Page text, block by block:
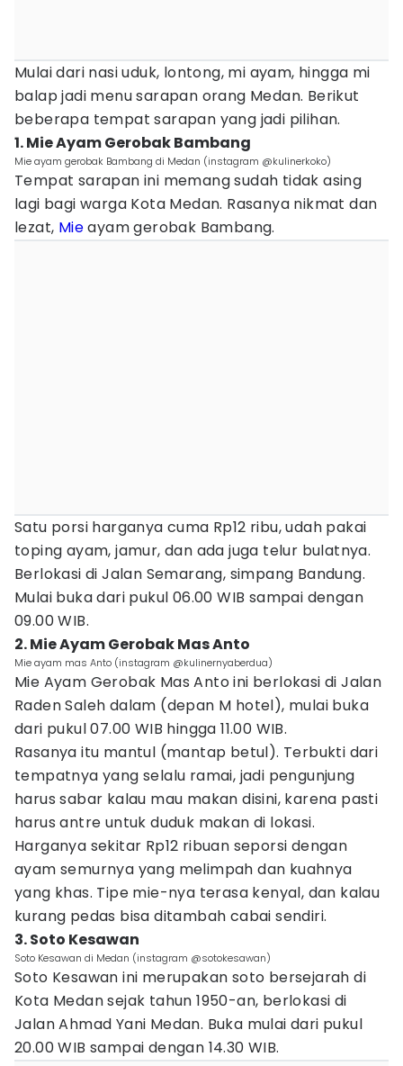
Mulai dari nasi uduk, lontong, mi ayam, hingga mi
balap jadi menu sarapan orang Medan. Berikut
beberapa tempat sarapan yang jadi pilihan.
1. Mie Ayam Gerobak Bambang
Mie ayam gerobak Bambang di Medan (instagram @kulinerkoko)
Tempat sarapan ini memang sudah tidak asing
lagi bagi warga Kota Medan. Rasanya nikmat dan
lezat, Mieayam gerobak Bambang.
Satu porsi harganya cuma Rp12 ribu, udah pakai
toping ayam, jamur, dan ada juga telur bulatnya.
Berlokasi di Jalan Semarang, simpang Bandung.
Mulai buka dari pukul 06.00 WIB sampai dengan
09.00 WIB.
2. Mie Ayam Gerobak Mas Anto
Mie ayam mas Anto (instagram @kulinernyaberdua)
Mie Ayam Gerobak Mas Anto ini berlokasi di Jalan
Raden Saleh dalam (depan M hotel), mulai buka
dari pukul 07.00 WIB hingga 11.00 WIB.
Rasanya itu mantul (mantap betul). Terbukti dari
tempatnya yang selalu ramai, jadi pengunjung
harus sabar kalau mau makan disini, karena pasti
harus antre untuk duduk makan di lokasi.
Harganya sekitar Rp12 ribuan seporsi dengan
ayam semurnya yang melimpah dan kuahnya
yang khas. Tipe mie-nya terasa kenyal, dan kalau
kurang pedas bisa ditambah cabai sendiri.
3. Soto Kesawan
Soto Kesawan di Medan (instagram @sotokesawan)
Soto Kesawan ini merupakan soto bersejarah di
Kota Medan sejak tahun 1950-an, berlokasi di
Jalan Ahmad Yani Medan. Buka mulai dari pukul
20.00 WIB sampai dengan 14.30 WIB.